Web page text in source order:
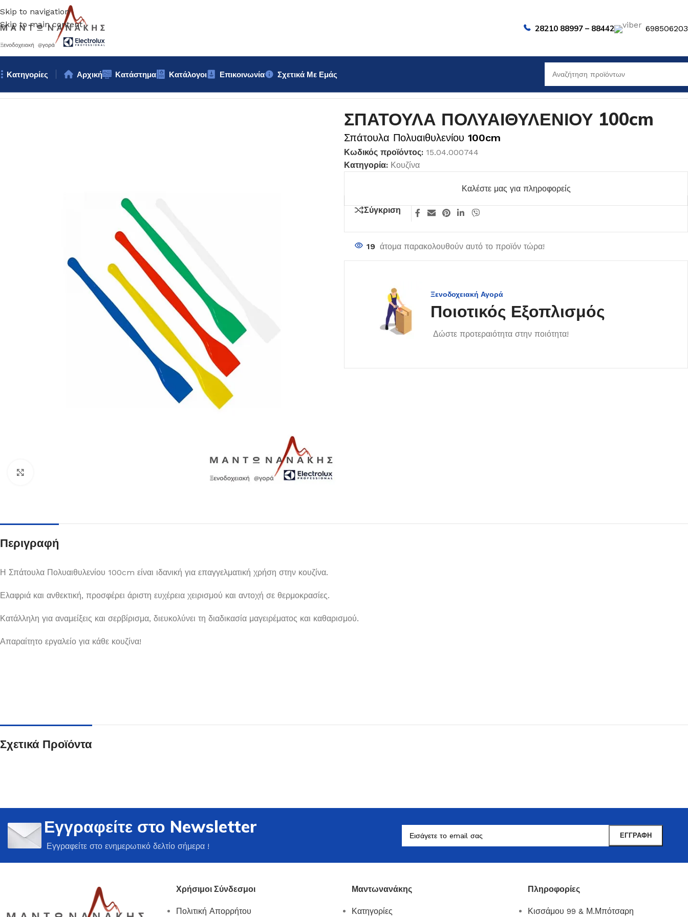
Skip to navigation
Skip to main content
28210 88997 – 88442
Κατηγορίες
Πιάτα
Δείτε Περισσότερα
Μαχαιροπίρουνα
Μαντωνανάκης
Επιτραπέζια Είδη
Αρχική Κατάστημα Κατάλογοι Επικοινωνία
Σχετικά Με Εμάς
ΣΠΑΤΟΥΛΑ ΠΟΛΥΑΙΘΥΛΕΝΙΟΥ 100cm
Σπάτουλα Πολυαιθυλενίου 100cm
Κωδικός προϊόντος: 15.04.000744
Κατηγορία: Κουζίνα
Καλέστε μας για πληροφορείς
Σύγκριση
19 άτομα παρακολουθούν αυτό το προϊόν τώρα!
Ξενοδοχειακή Αγορά
Ποιοτικός Εξοπλισμός
Δώστε προτεραιότητα στην ποιότητα!
Περιγραφή
Η Σπάτουλα Πολυαιθυλενίου 100cm είναι ιδανική για επαγγελματική χρήση στην κουζίνα.
Ελαφριά και ανθεκτική, προσφέρει άριστη ευχέρεια χειρισμού και αντοχή σε θερμοκρασίες.
Κατάλληλη για αναμείξεις και σερβίρισμα, διευκολύνει τη διαδικασία μαγειρέματος και καθαρισμού.
Απαραίτητο εργαλείο για κάθε κουζίνα!
Σχετικά Προϊόντα
Εγγραφείτε στο Newsletter
Εγγραφείτε στο ενημερωτικό δελτίο σήμερα !
Χρήσιμοι Σύνδεσμοι
Πολιτική Απορρήτου
Μαντωνανάκης
Κατηγορίες
Πληροφορίες
Κισσάμου 99 & Μ.Μπότσαρη